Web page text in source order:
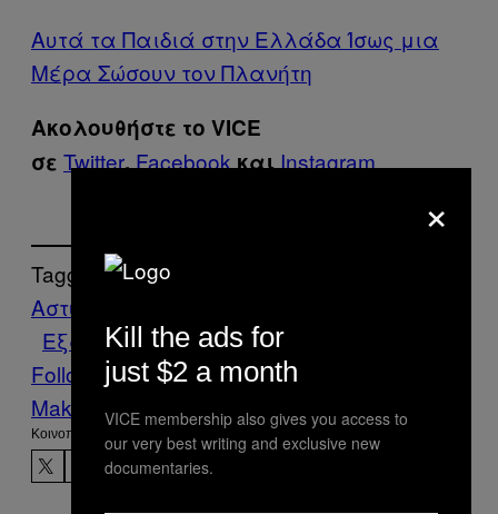
Αυτά τα Παιδιά στην Ελλάδα Ίσως μια
Μέρα Σώσουν τον Πλανήτη
Ακολουθήστε το VICE
σε Twitter,FacebookκαιInstagram.
Tagged:
Αστυνομία
Εξάρχεια
Follow Us On Discover
Make Us Preferred In Top Stories
Kοινοποίηση
×
Kill the ads for
just $2 a month
VICE membership also gives you access to
our very best writing and exclusive new
documentaries.